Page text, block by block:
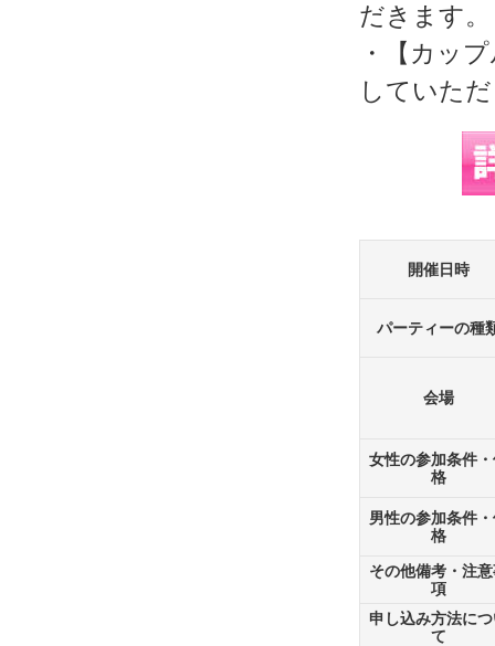
だきます。
・【カッ
していた
開催日時
パーティーの種
会場
女性の参加条件
格
男性の参加条件
格
その他備考・注
項
申し込み方法に
て